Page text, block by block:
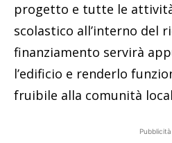
progetto e tutte le attività
scolastico all’interno del
finanziamento servirà
l’edificio e renderlo
fruibile alla comunità
Pubblicità